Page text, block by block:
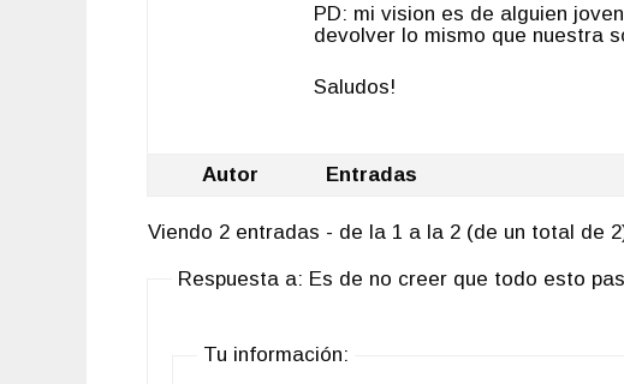
PD: mi vision es de alguien
devolver lo mismo que nuestra
Saludos!
Autor Entradas
Viendo 2 entradas - de la 1 a la 2 (de un total de
Respuesta a: Es de no creer que todo esto
Tu información: